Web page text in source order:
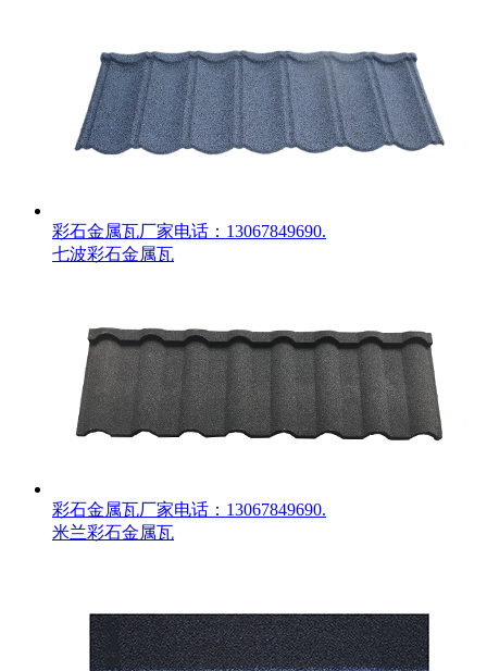
彩石金属瓦厂家电话：13067849690.
七波彩石金属瓦
彩石金属瓦厂家电话：13067849690.
米兰彩石金属瓦